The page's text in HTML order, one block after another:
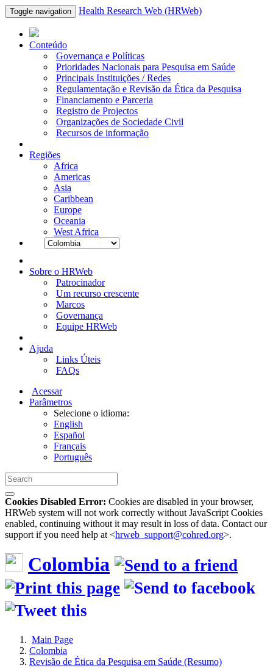
Toggle navigation Health Research Web (HRWeb)
Conteúdo
Governança e Políticas
Prioridades Nacionais para Pesquisa em Saúde
Principais Instituições / Redes
Regulamentação e Revisão da Ética da Pesquisa
Financiamento e Parceria
Registro de Projectos
Organizações de Sociedade Civil
Recursos de informação
Regiões
Africa
Americas
Asia
Caribbean
Europe
Oceania
West Africa
Sobre o HRWeb
Patrocinador
Um recurso crescente
Marcos
Governança
Equipe HRWeb
Ajuda
Links Úteis
FAQs
Acessar
Parâmetros
Selecione o idioma:
English
Español
Français
Português
Cookies Disabled Error: Cookies are disabled in your browser,
HRWeb system will not work correctly without JavaScript Cookies
enabled, continuing without it may result in loss of data. Contact our
support if you need help at <hrweb_support@cohred.org>.
Colombia
Main Page
Colombia
Revisão de Ética da Pesquisa em Saúde (Resumo)